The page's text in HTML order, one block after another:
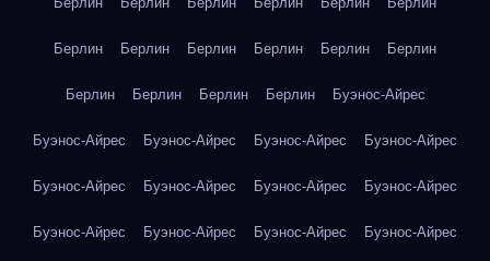
Берлин Берлин Берлин Берлин Берлин Берлин
Берлин Берлин Берлин Берлин Буэнос-Айрес
Буэнос-Айрес Буэнос-Айрес Буэнос-Айрес Буэнос-Айрес
Буэнос-Айрес Буэнос-Айрес Буэнос-Айрес Буэнос-Айрес
Буэнос-Айрес Буэнос-Айрес Буэнос-Айрес Буэнос-Айрес